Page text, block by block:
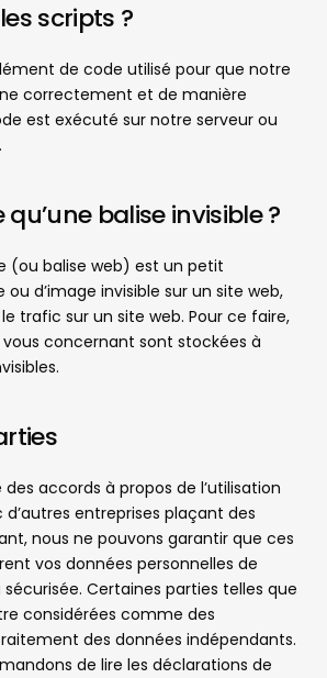
scripts ?
de code utilisé pour que notre
correctement et de manière
est exécuté sur notre serveur ou
qu’une balise invisible ?
(ou balise web) est un petit
d’image invisible sur un site web,
trafic sur un site web. Pour ce faire,
concernant sont stockées à
des accords à propos de l’utilisation
entreprises plaçant des
nous ne pouvons garantir que ces
vos données personnelles de
Certaines parties telles que
considérées comme des
des données indépendants.
de lire les déclarations de